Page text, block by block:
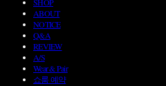
ABOUT
NOTICE
Q&A
REVIEW
A/S
Wear & Pair
쇼룸 예약